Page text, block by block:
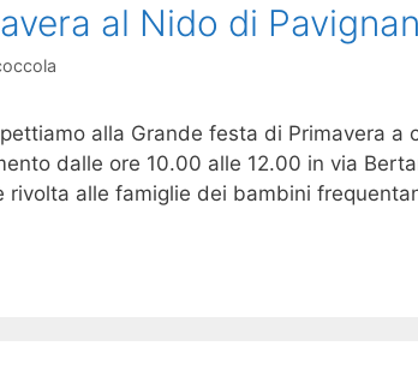
al Nido di
alla Grande festa di Primavera a
dalle ore 10.00 alle 12.00 in via
rivolta alle famiglie dei bambini